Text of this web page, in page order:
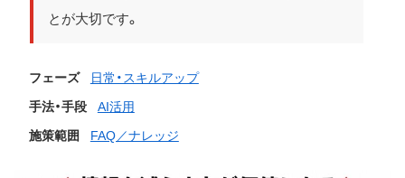
とが大切です。
フェーズ
日常・スキルアップ
手法・手段
AI活用
施策範囲
FAQ／ナレッジ